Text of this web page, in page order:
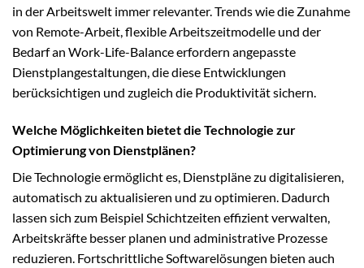
in der Arbeitswelt immer relevanter. Trends wie die Zunahme
von Remote-Arbeit, flexible Arbeitszeitmodelle und der
Bedarf an Work-Life-Balance erfordern angepasste
Dienstplangestaltungen, die diese Entwicklungen
berücksichtigen und zugleich die Produktivität sichern.
Welche Möglichkeiten bietet die Technologie zur
Optimierung von Dienstplänen?
Die Technologie ermöglicht es, Dienstpläne zu digitalisieren,
automatisch zu aktualisieren und zu optimieren. Dadurch
lassen sich zum Beispiel Schichtzeiten effizient verwalten,
Arbeitskräfte besser planen und administrative Prozesse
reduzieren. Fortschrittliche Softwarelösungen bieten auch